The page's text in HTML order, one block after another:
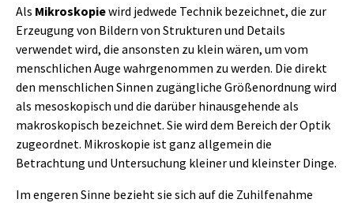
Als Mikroskopiewird jedwede Technik bezeichnet, die zur
Erzeugung von Bildern von Strukturen und Details
verwendet wird, die ansonsten zu klein wären, um vom
menschlichen Auge wahrgenommen zu werden. Die direkt
den menschlichen Sinnen zugängliche Größenordnung wird
als mesoskopisch und die darüber hinausgehende als
makroskopisch bezeichnet. Sie wird dem Bereich der Optik
zugeordnet. Mikroskopie ist ganz allgemein die
Betrachtung und Untersuchung kleiner und kleinster Dinge.
Im engeren Sinne bezieht sie sich auf die Zuhilfenahme